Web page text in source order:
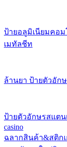
ป้ายอลูมิเนียมคอ
เมทัลชีท
ล้านยา ป้ายตัวอัก
ป้ายตัวอักษรสแตน
casino
ฉลากสินค้า&สติก